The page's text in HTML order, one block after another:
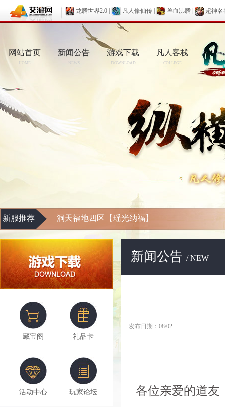
龙腾世界2.0 凡人修仙传 兽血沸腾 超神名
网站首页
HOME
新闻公告
NEWS
游戏下载
DOWNLOAD
凡人客栈
COLLEGE
新服推荐 洞天福地四区【瑶光纳福】
藏宝阁 礼品卡
活动中心 玩家论坛
新闻公告 / NEW
发布日期：08/02
各位亲爱的道友